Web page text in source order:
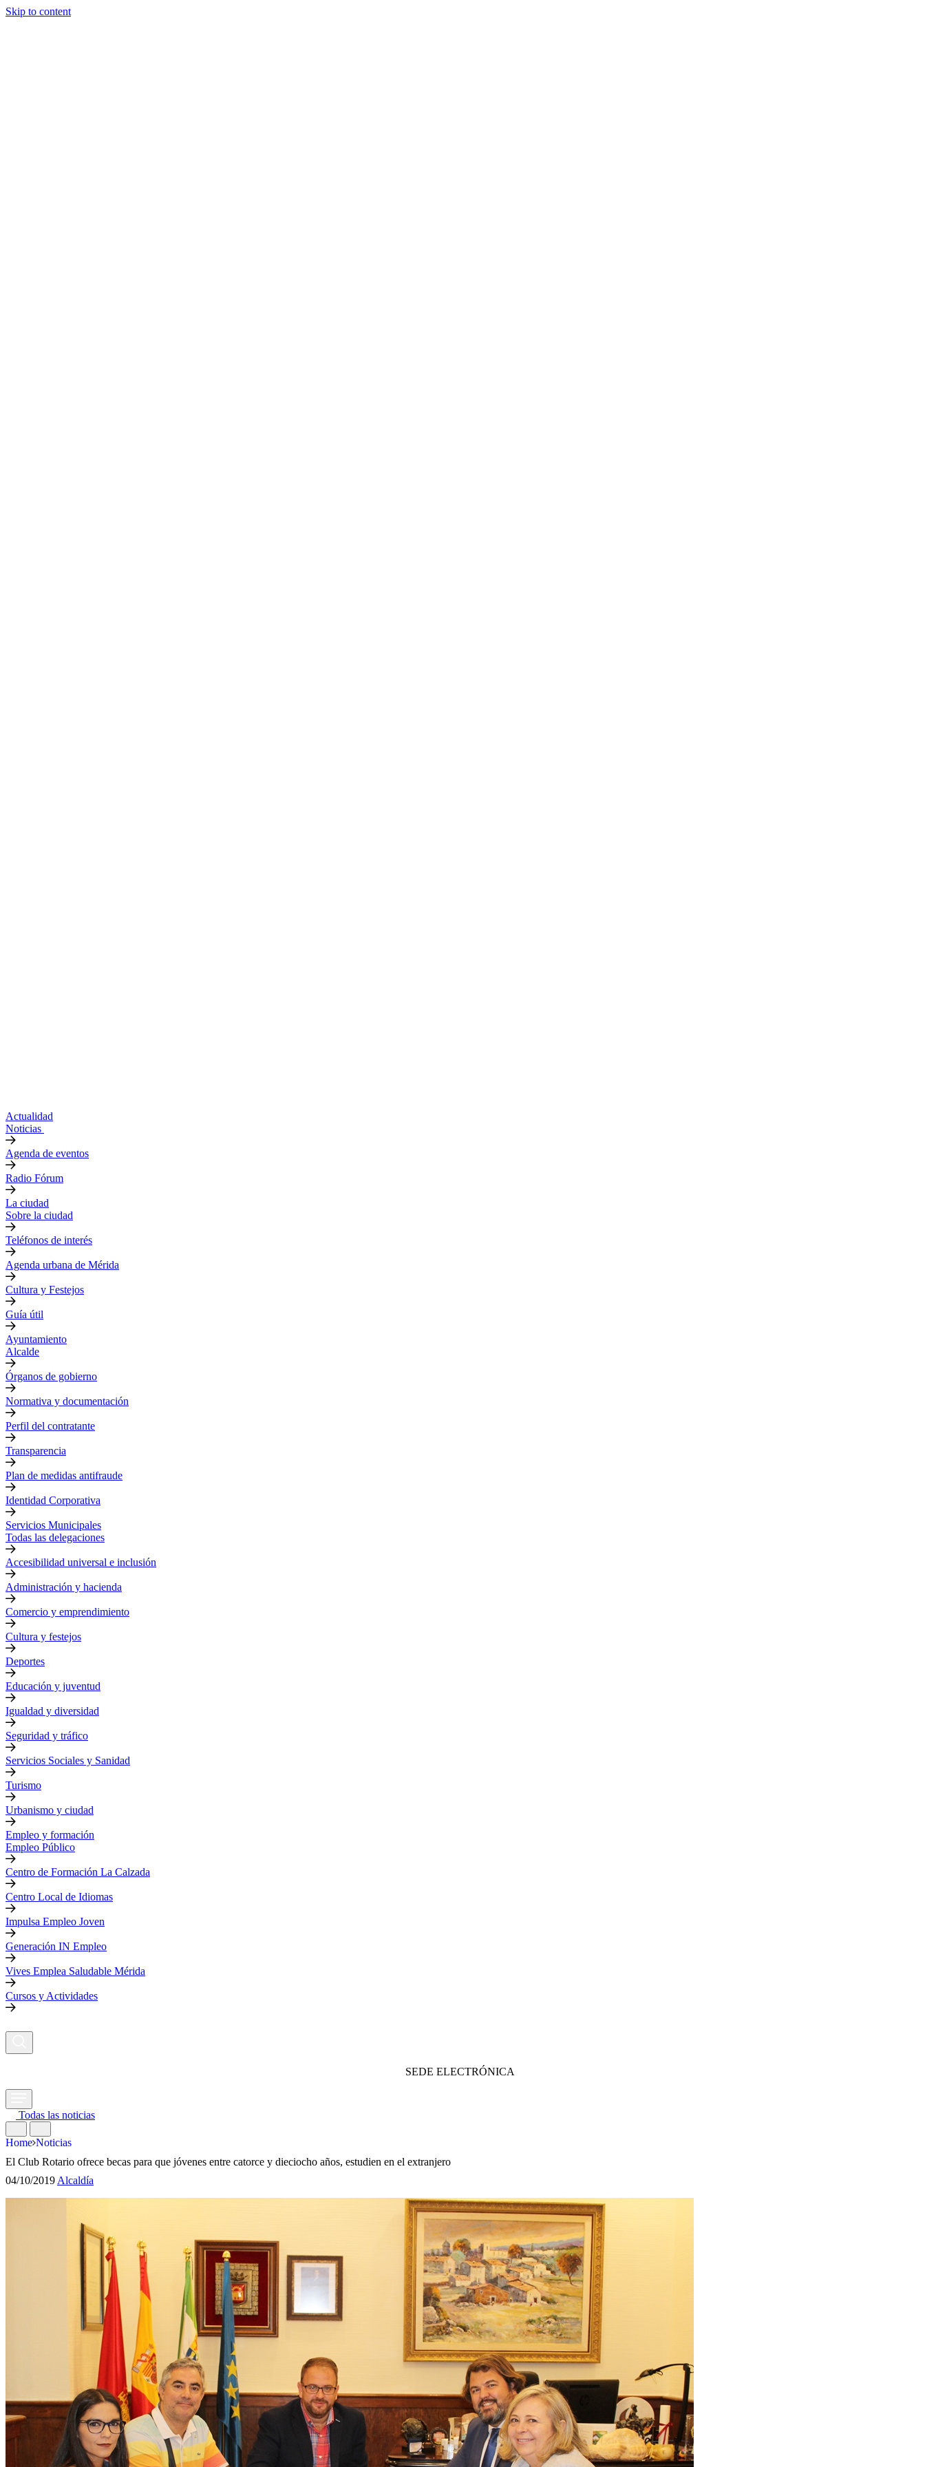
Skip to content
Actualidad
Noticias
Agenda de eventos
Radio Fórum
La ciudad
Sobre la ciudad
Teléfonos de interés
Agenda urbana de Mérida
Cultura y Festejos
Guía útil
Ayuntamiento
Alcalde
Órganos de gobierno
Normativa y documentación
Perfil del contratante
Transparencia
Plan de medidas antifraude
Identidad Corporativa
Servicios Municipales
Todas las delegaciones
Accesibilidad universal e inclusión
Administración y hacienda
Comercio y emprendimiento
Cultura y festejos
Deportes
Educación y juventud
Igualdad y diversidad
Seguridad y tráfico
Servicios Sociales y Sanidad
Turismo
Urbanismo y ciudad
Empleo y formación
Empleo Público
Centro de Formación La Calzada
Centro Local de Idiomas
Impulsa Empleo Joven
Generación IN Empleo
Vives Emplea Saludable Mérida
Cursos y Actividades
SEDE ELECTRÓNICA
Todas las noticias
Home Noticias
El Club Rotario ofrece becas para que jóvenes entre catorce y dieciocho años, estudien en el extranjero
04/10/2019Alcaldía